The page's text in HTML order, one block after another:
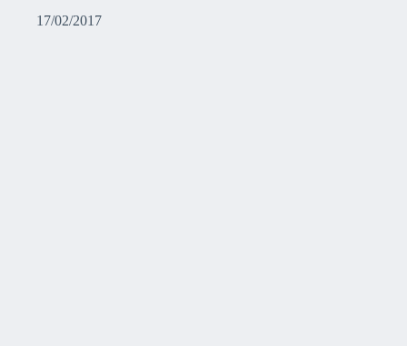
17/02/2017